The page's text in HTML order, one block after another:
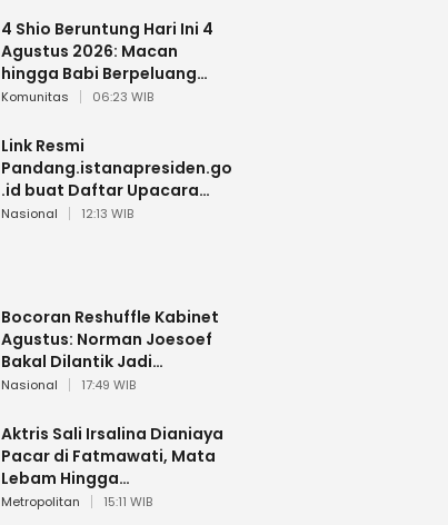
4 Shio Beruntung Hari Ini 4
Agustus 2026: Macan
hingga Babi Berpeluang
Dapat Kabar Baik
Komunitas 06:23 WIB
Link Resmi
Pandang.istanapresiden.go
.id buat Daftar Upacara
Bendera HUT RI di Istana
Nasional 12:13 WIB
Bocoran Reshuffle Kabinet
Agustus: Norman Joesoef
Bakal Dilantik Jadi
Wamenhan RI
Nasional 17:49 WIB
Aktris Sali Irsalina Dianiaya
Pacar di Fatmawati, Mata
Lebam Hingga
Diselamatkan Polantas
Metropolitan 15:11 WIB